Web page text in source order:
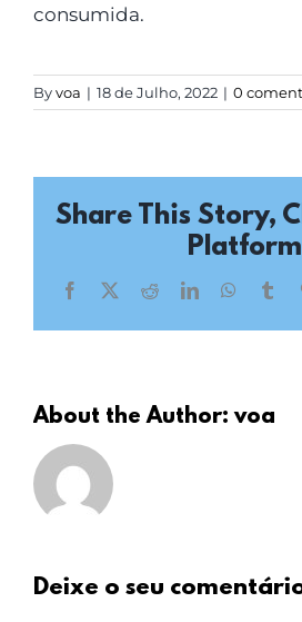
consumida.
Byvoa | 18 de Julho, 2022 | 0
Share This Story,
Facebook
X RedditLinkedIn
About the Author:voa
Deixe o seu